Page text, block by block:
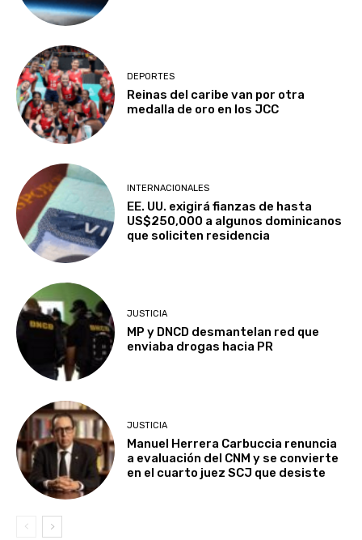
DEPORTES
Reinas del caribe van por otra
medalla de oro en los JCC
INTERNACIONALES
EE. UU. exigirá fianzas de hasta
US$250,000 a algunos dominicanos
que soliciten residencia
JUSTICIA
MP y DNCD desmantelan red que
enviaba drogas hacia PR
JUSTICIA
Manuel Herrera Carbuccia renuncia
a evaluación del CNM y se convierte
en el cuarto juez SCJ que desiste